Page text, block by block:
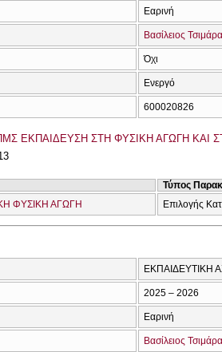
Εαρινή
Βασίλειος
Όχι
Ενεργό
600020826
ΕΚΠΑΙΔΕΥΣΗ ΣΤΗ ΦΥΣΙΚΗ ΑΓΩΓΗ ΚΑΙ
Τύπος
ΦΥΣΙΚΗ ΑΓΩΓΗ
Επιλογής
ΕΚΠΑΙΔΕΥΤΙΚΗ
2025 – 2026
Εαρινή
Βασίλειος